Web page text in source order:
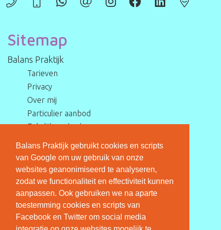
Balans Praktijk gebruikt cookies en scripts
van Google om uw gebruik van onze
websites geanonimiseerd te analyseren,
zodat we functionaliteit en effectiviteit kunnen
aanpassen. Ook gebruiken we na aparte
toestemming cookies en scripts van
Facebook en Twitter om social media
Sitemap
Balans Praktijk
Tarieven
Privacy
Over mij
Particulier aanbod
Zakelijk aanbod
Diensten
Coaching
Facereadings
Acupunctuur
Van binnen en buiten jezelf
Blog